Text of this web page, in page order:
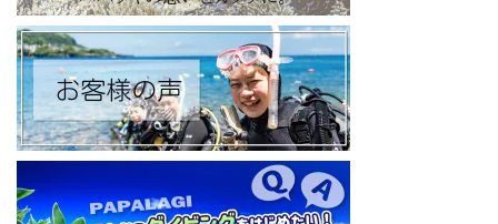
◆YouTubeチャンネル登録はコチラから
https://www.youtube.com/channel/UCYG3vspMIHdLQaKA7XNIjD
◆各地の水中世界を紹介するチャンネル、その名も「水中世界」
（サブチャンネル）
https://www.youtube.com/@user-mw1pw2jb4j
【初心者ダイビングライセンスコースはコチラ】
https://www.papalagi.co.jp/databox/data.php/campaign_owd_ja/c